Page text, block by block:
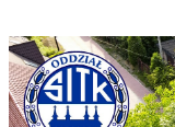
Polish Association of